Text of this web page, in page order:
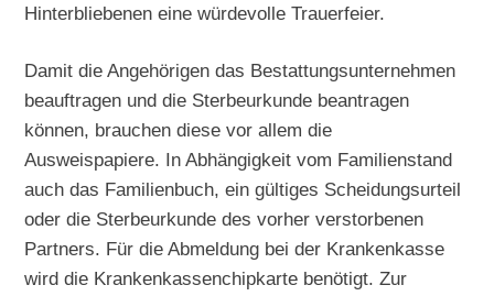
Hinterbliebenen eine würdevolle Trauerfeier.
Damit die Angehörigen das Bestattungsunternehmen
beauftragen und die Sterbeurkunde beantragen
können, brauchen diese vor allem die
Ausweispapiere. In Abhängigkeit vom Familienstand
auch das Familienbuch, ein gültiges Scheidungsurteil
oder die Sterbeurkunde des vorher verstorbenen
Partners. Für die Abmeldung bei der Krankenkasse
wird die Krankenkassenchipkarte benötigt. Zur